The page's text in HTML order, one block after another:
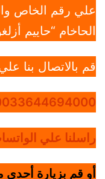
علي رقم الخاص
الحاخام “حاييم
قم بالاتصال بنا
راسلنا علي
أو قم بزيارة أحدي